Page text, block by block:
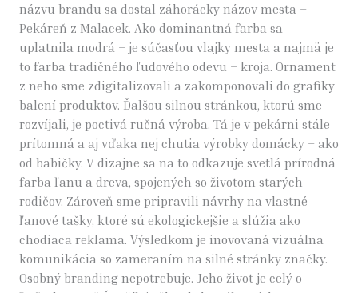
názvu brandu sa dostal záhorácky názov mesta –
Pekáreň z Malacek. Ako dominantná farba sa
uplatnila modrá – je súčasťou vlajky mesta a najmä je
to farba tradičného ľudového odevu – kroja. Ornament
z neho sme zdigitalizovali a zakomponovali do grafiky
balení produktov. Ďalšou silnou stránkou, ktorú sme
rozvíjali, je poctivá ručná výroba. Tá je v pekárni stále
prítomná a aj vďaka nej chutia výrobky domácky – ako
od babičky. V dizajne sa na to odkazuje svetlá prírodná
farba ľanu a dreva, spojených so životom starých
rodičov. Zároveň sme pripravili návrhy na vlastné
ľanové tašky, ktoré sú ekologickejšie a slúžia ako
chodiaca reklama. Výsledkom je inovovaná vizuálna
komunikácia so zameraním na silné stránky značky.
Osobný branding nepotrebuje. Jeho život je celý o